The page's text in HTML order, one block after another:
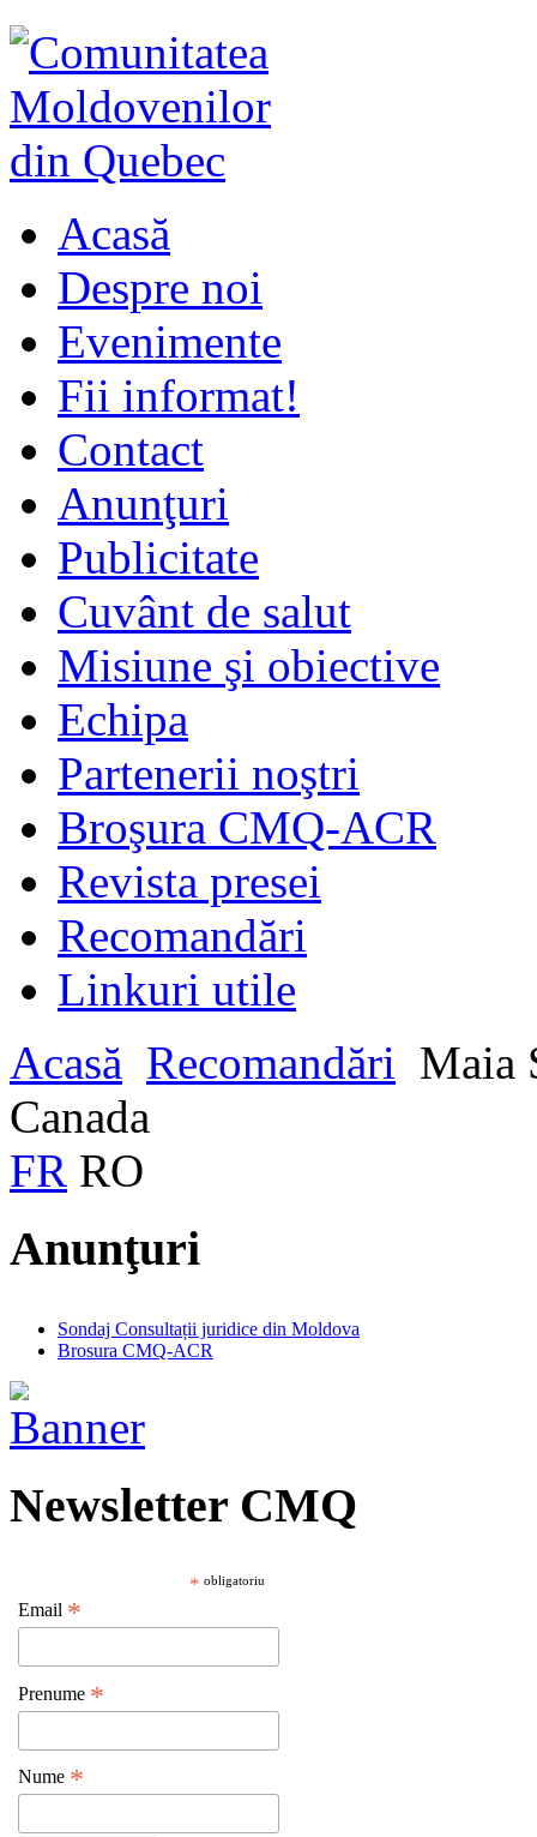
Acasă
Despre noi
Evenimente
Fii informat!
Contact
Anunţuri
Publicitate
Cuvânt de salut
Misiune şi obiective
Echipa
Partenerii noştri
Broşura CMQ-ACR
Revista presei
Recomandări
Linkuri utile
Acasă Recomandări Maia
Canada
FR RO
Anunţuri
Sondaj Consultații juridice din Moldova
Brosura CMQ-ACR
Newsletter CMQ
* obligatoriu
Email *
Prenume *
Nume *